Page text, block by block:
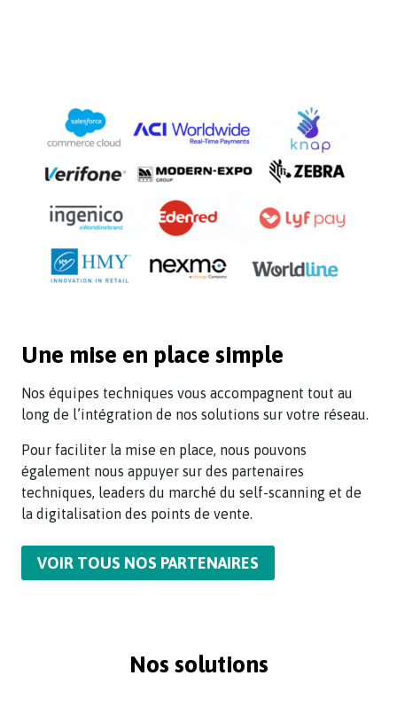
Une mise en place simple
Nos équipes techniques vous accompagnent tout au
long de l’intégration de nos solutions sur votre réseau.
Pour faciliter la mise en place, nous pouvons
également nous appuyer sur des partenaires
techniques, leaders du marché du self-scanning et de
la digitalisation des points de vente.
VOIR TOUS NOS PARTENAIRES
Nos solutions